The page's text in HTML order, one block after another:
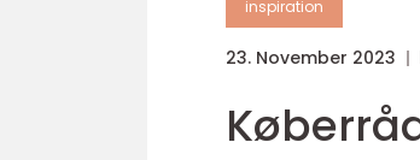
inspiration
23. November 2023